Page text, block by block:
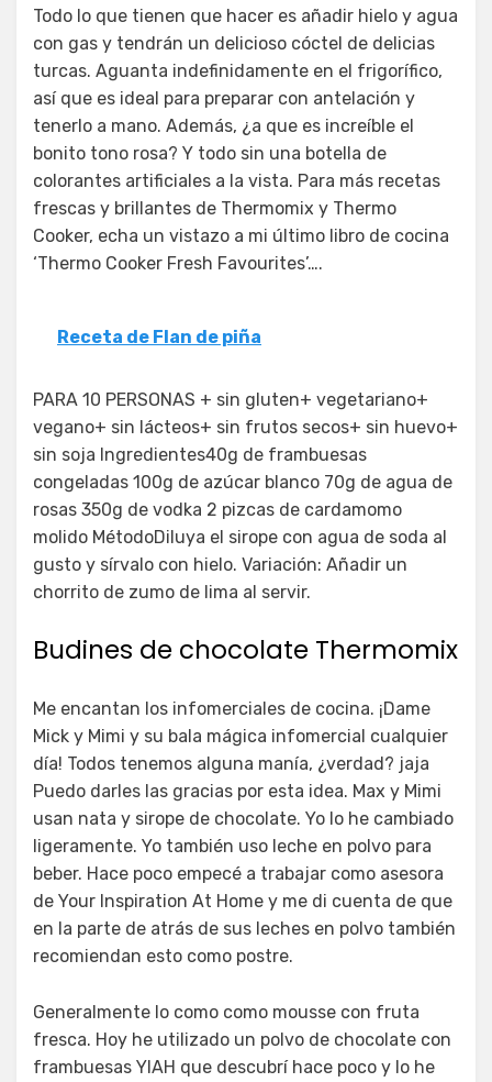
Todo lo que tienen que hacer es añadir hielo y agua
con gas y tendrán un delicioso cóctel de delicias
turcas. Aguanta indefinidamente en el frigorífico,
así que es ideal para preparar con antelación y
tenerlo a mano. Además, ¿a que es increíble el
bonito tono rosa? Y todo sin una botella de
colorantes artificiales a la vista. Para más recetas
frescas y brillantes de Thermomix y Thermo
Cooker, echa un vistazo a mi último libro de cocina
‘Thermo Cooker Fresh Favourites’….
Receta de Flan de piña
PARA 10 PERSONAS + sin gluten+ vegetariano+
vegano+ sin lácteos+ sin frutos secos+ sin huevo+
sin soja Ingredientes40g de frambuesas
congeladas 100g de azúcar blanco 70g de agua de
rosas 350g de vodka 2 pizcas de cardamomo
molido MétodoDiluya el sirope con agua de soda al
gusto y sírvalo con hielo. Variación: Añadir un
chorrito de zumo de lima al servir.
Budines de chocolate Thermomix
Me encantan los infomerciales de cocina. ¡Dame
Mick y Mimi y su bala mágica infomercial cualquier
día! Todos tenemos alguna manía, ¿verdad? jaja
Puedo darles las gracias por esta idea. Max y Mimi
usan nata y sirope de chocolate. Yo lo he cambiado
ligeramente. Yo también uso leche en polvo para
beber. Hace poco empecé a trabajar como asesora
de Your Inspiration At Home y me di cuenta de que
en la parte de atrás de sus leches en polvo también
recomiendan esto como postre.
Generalmente lo como como mousse con fruta
fresca. Hoy he utilizado un polvo de chocolate con
frambuesas YIAH que descubrí hace poco y lo he